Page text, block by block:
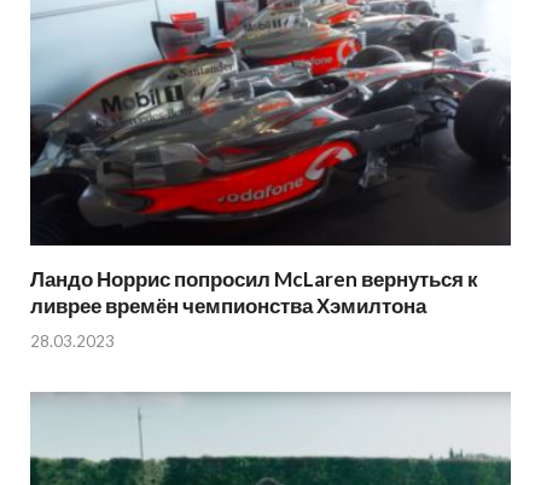
Ландо Норрис попросил McLaren вернуться к
ливрее времён чемпионства Хэмилтона
28.03.2023